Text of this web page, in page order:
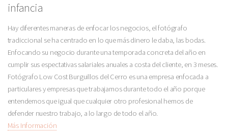
infancia
Hay diferentes maneras de enfocar los negocios, el fotógrafo
tradiccional se ha centrado en lo que más dinero le daba, las bodas.
Enfocando su negocio durante una temporada concreta del año en
cumplir sus espectativas salariales anuales a costa del cliente, en 3 meses.
Fotógrafo Low Cost Burguillos del Cerro es una empresa enfocada a
particulares y empresas que trabajamos durante todo el año porque
entendemos que igual que cualquier otro profesional hemos de
defender nuestro trabajo, a lo largo de todo el año.
Más Información